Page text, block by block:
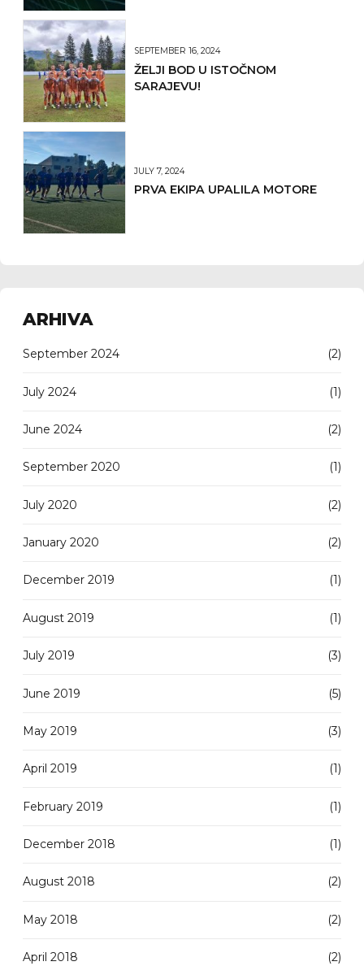
SEPTEMBER 16, 2024
ŽELJI BOD U ISTOČNOM
SARAJEVU!
JULY 7, 2024
PRVA EKIPA UPALILA MOTORE
ARHIVA
September 2024 (2)
July 2024 (1)
June 2024 (2)
September 2020 (1)
July 2020 (2)
January 2020 (2)
December 2019 (1)
August 2019 (1)
July 2019 (3)
June 2019 (5)
May 2019 (3)
April 2019 (1)
February 2019 (1)
December 2018 (1)
August 2018 (2)
May 2018 (2)
April 2018 (2)